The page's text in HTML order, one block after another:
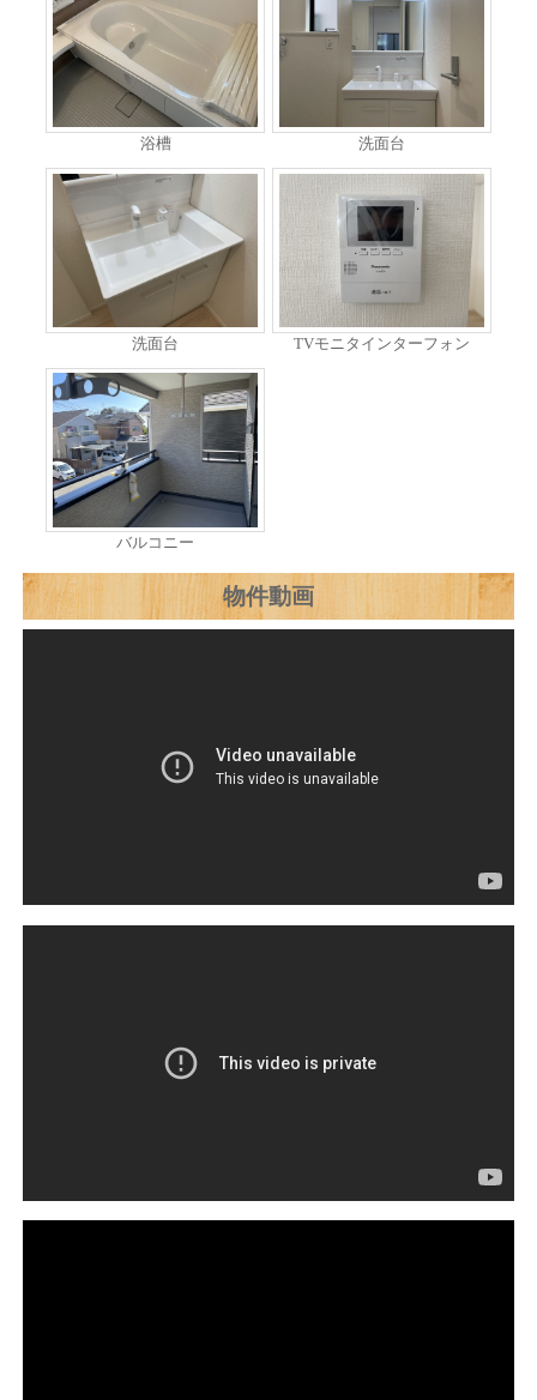
浴槽 洗面台
洗面台 TVモニタインターフォン
バルコニー
物件動画